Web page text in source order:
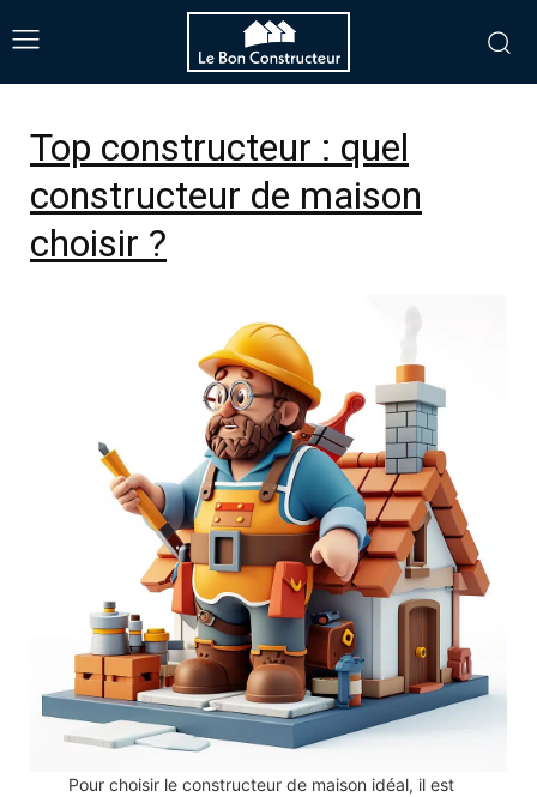
Top constructeur : quel
constructeur de maison
choisir ?
Pour choisir le constructeur de maison idéal, il est